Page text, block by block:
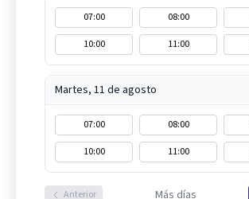
07:00 08:00
10:00
11:00
Martes, 11 de agosto
07:00 08:00
10:00
11:00
Anterior Más días